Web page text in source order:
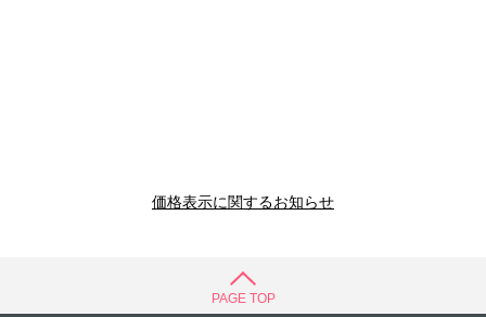
価格表示に関するお知らせ
PAGE TOP